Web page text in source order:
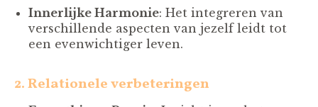
Innerlijke Harmonie: Het integreren van
verschillende aspecten van jezelf leidt tot
een evenwichtiger leven.
2. Relationele verbeteringen